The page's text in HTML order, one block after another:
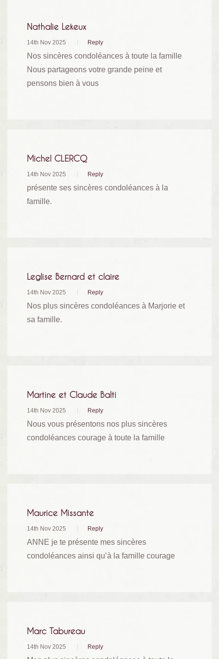
Nathalie Lekeux
14th Nov 2025 Reply
Nos sincères condoléances à toute la famille
Nous partageons votre grande peine et
pensons bien à vous
Michel CLERCQ
14th Nov 2025 Reply
présente ses sincères condoléances à la
famille.
Leglise Bernard et claire
14th Nov 2025 Reply
Nos plus sincères condoléances à Marjorie et
sa famille.
Martine et Claude Balti
14th Nov 2025 Reply
Nous vous présentons nos plus sincères
condoléances courage à toute la famille
Maurice Missante
14th Nov 2025 Reply
ANNE je te présente mes sincères
condoléances ainsi qu’à la famille courage
Marc Tabureau
14th Nov 2025 Reply